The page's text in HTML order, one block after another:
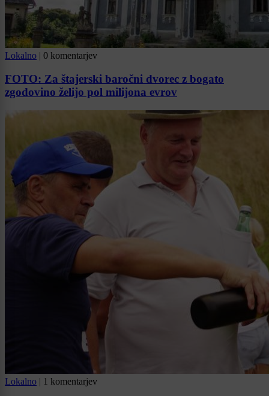
Lokalno | 0 komentarjev
FOTO: Za štajerski baročni dvorec z bogato
zgodovino želijo pol milijona evrov
Lokalno | 1 komentarjev